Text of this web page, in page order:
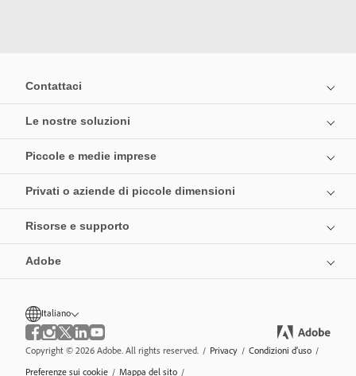
Contattaci
Le nostre soluzioni
Piccole e medie imprese
Privati o aziende di piccole dimensioni
Risorse e supporto
Adobe
Italiano
Copyright © 2026 Adobe. All rights reserved. / Privacy / Condizioni d’uso /
Preferenze sui cookie / Mappa del sito /